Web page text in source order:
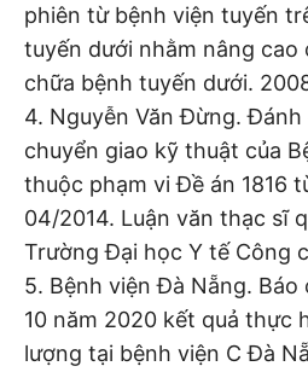
phiên từ bệnh viện tuyến
tuyến dưới nhằm nâng cao
chữa bệnh tuyến dưới.
4. Nguyễn Văn Đừng.
chuyển giao kỹ thuật của
thuộc phạm vi Đề án 1816
04/2014. Luận văn thạc sĩ
Trường Đại học Y tế Công
5. Bệnh viện Đà Nẵng.
10 năm 2020 kết quả thực
lượng tại bệnh viện C Đà